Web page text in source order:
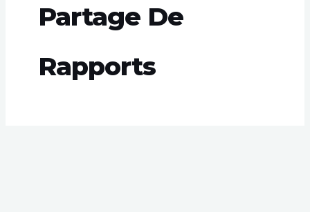
Partage De
Rapports